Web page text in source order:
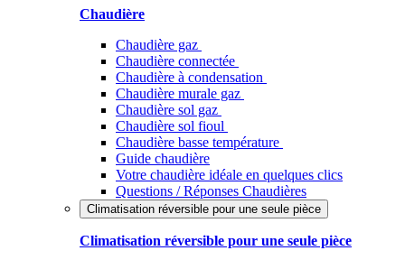
Chaudière
Chaudière gaz
Chaudière connectée
Chaudière à condensation
Chaudière murale gaz
Chaudière sol gaz
Chaudière sol fioul
Chaudière basse température
Guide chaudière
Votre chaudière idéale en quelques clics
Questions / Réponses Chaudières
Climatisation réversible pour une seule pièce
Climatisation réversible pour une seule pièce